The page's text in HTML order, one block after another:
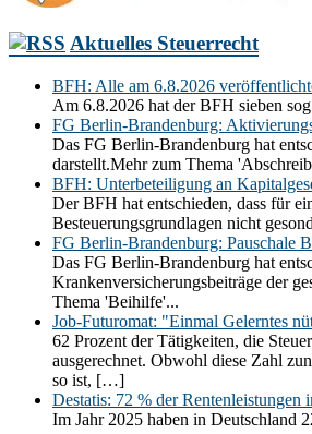
Aktuelles Steuerrecht
BFH: Alle am 6.8.2026
Am 6.8.2026 hat der BFH sieben
FG Berlin-Brandenburg:
Das FG Berlin-Brandenburg hat
darstellt.Mehr zum Thema
BFH: Unterbeteiligung an
Der BFH hat entschieden, dass für
Besteuerungsgrundlagen nicht
FG Berlin-Brandenburg: Pauschale
Das FG Berlin-Brandenburg hat
Krankenversicherungsbeiträge der
Thema 'Beihilfe'...
Job-Futuromat: "Einmal Gelerntes
62 Prozent der Tätigkeiten, die
ausgerechnet. Obwohl diese Zahl
so ist, […]
Destatis: 72 % der
Im Jahr 2025 haben in Deutschland